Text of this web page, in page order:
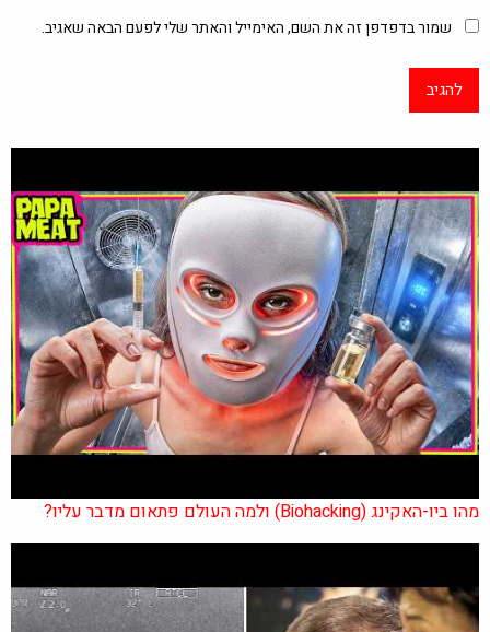
שמור בדפדפן זה את השם, האימייל והאתר שלי לפעם הבאה שאגיב.
מהו ביו-האקינג (Biohacking) ולמה העולם פתאום מדבר עליו?